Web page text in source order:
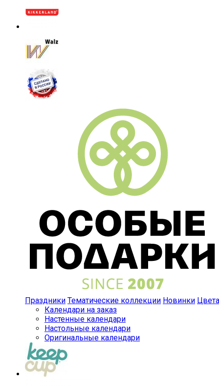
Праздники Тематические коллекции Новинки Цвета
Календари на заказ
Настенные календари
Настольные календари
Оригинальные календари